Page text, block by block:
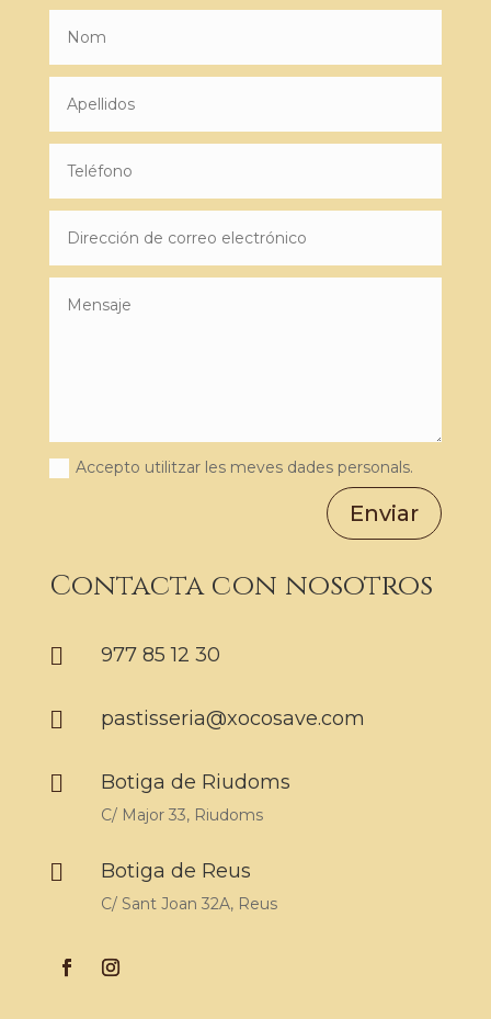
Accepto utilitzar les meves dades personals.
Enviar
Contacta con nosotros
 977 85 12 30
 pastisseria@xocosave.com
 Botiga de Riudoms
C/ Major 33, Riudoms
 Botiga de Reus
C/ Sant Joan 32A, Reus